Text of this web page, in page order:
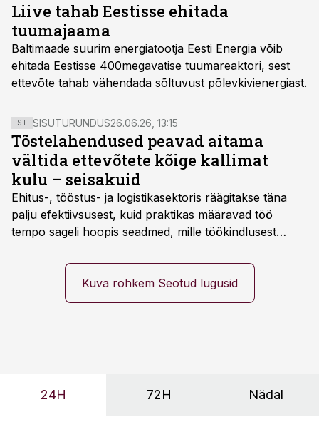
Liive tahab Eestisse ehitada
tuumajaama
Baltimaade suurim energiatootja Eesti Energia võib
ehitada Eestisse 400megavatise tuumareaktori, sest
ettevõte tahab vähendada sõltuvust põlevkivienergiast.
ST SISUTURUNDUS26.06.26, 13:15
Tõstelahendused peavad aitama
vältida ettevõtete kõige kallimat
kulu – seisakuid
Ehitus-, tööstus- ja logistikasektoris räägitakse täna
palju efektiivsusest, kuid praktikas määravad töö
tempo sageli hoopis seadmed, mille töökindlusest
seisab, töö katkeb või masin ei vasta töötingimustele,
ei tähenda see ettevõtte jaoks ainult tehnilist
probleemi, vaid otsest rahalist kulu, venivaid tähtaegu
Kuva rohkem Seotud lugusid
24H 72H Nädal